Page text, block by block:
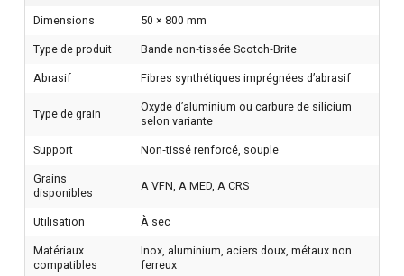
Dimensions 50 × 800 mm
Type de produit Bande non‑tissée Scotch‑Brite
Abrasif Fibres synthétiques imprégnées d’abrasif
Type de grain
Oxyde d’aluminium ou carbure de silicium
selon variante
Support Non‑tissé renforcé, souple
Grains
disponibles
A VFN, A MED, A CRS
Utilisation À sec
Matériaux
compatibles
Inox, aluminium, aciers doux, métaux non
ferreux